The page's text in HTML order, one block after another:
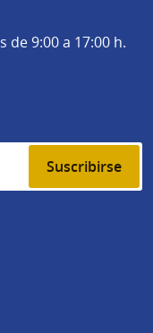
de 9:00 a 17:00 h.
Suscribirse